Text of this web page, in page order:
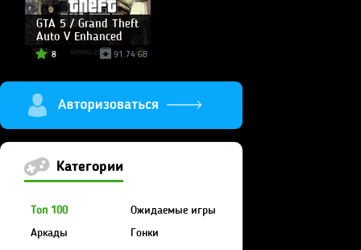
GTA 5 / Grand Theft
Auto V Enhanced
8 91.74 GB
Категории
Топ 100
Ожидаемые игры
Аркады
Гонки